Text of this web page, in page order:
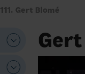
111. Gert Blomé